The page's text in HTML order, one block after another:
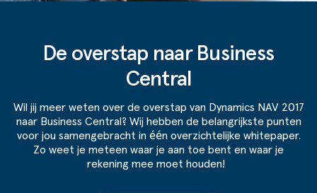
De overstap naar Business
Central
Wil jij meer weten over de overstap van Dynamics NAV 2017
naar Business Central? Wij hebben de belangrijkste punten
voor jou samengebracht in één overzichtelijke whitepaper.
Zo weet je meteen waar je aan toe bent en waar je
rekening mee moet houden!